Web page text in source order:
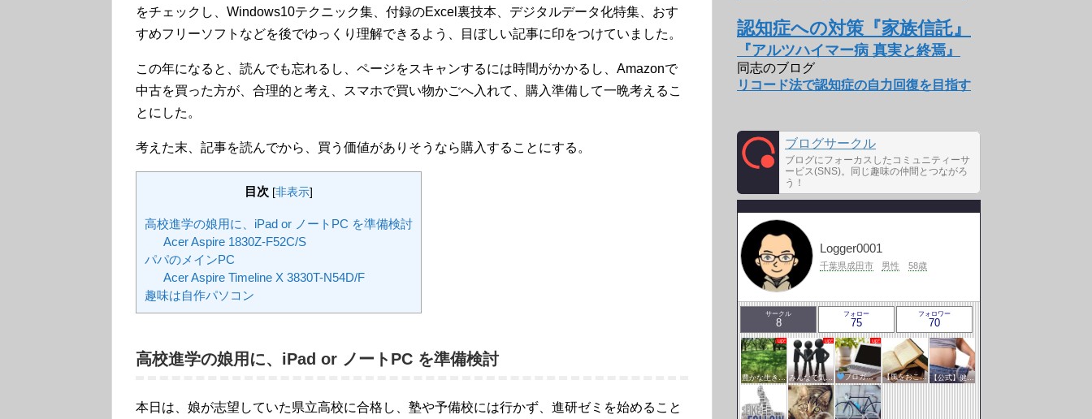
をチェックし、Windows10テクニック集、付録のExcel裏技本、デジタルデータ化特集、おす
すめフリーソフトなどを後でゆっくり理解できるよう、目ぼしい記事に印をつけていました。
この年になると、読んでも忘れるし、ページをスキャンするには時間がかかるし、Amazonで
中古を買った方が、合理的と考え、スマホで買い物かごへ入れて、購入準備して一晩考えるこ
とにした。
考えた末、記事を読んでから、買う価値がありそうなら購入することにする。
目次 [非表示]
高校進学の娘用に、iPad or ノートPC を準備検討
Acer Aspire 1830Z-F52C/S
パパのメインPC
Acer Aspire Timeline X 3830T-N54D/F
趣味は自作パソコン
高校進学の娘用に、iPad or ノートPC を準備検討
本日は、娘が志望していた県立高校に合格し、塾や予備校には行かず、進研ゼミを始めること
認知症への対策『家族信託』
『アルツハイマー病 真実と終焉』
同志のブログ
リコード法で認知症の自力回復を目指す
ブログサークル
ブログにフォーカスしたコミュニティーサ
ービス(SNS)。同じ趣味の仲間とつながろ
う！
Logger0001
千葉県成田市 男性 58歳
サークル
8
フォロー
75
フォロワー
70
豊かな生き方サークル みんなで気軽にアクセスアップ ブロガー応援&更新報告♪ 【風をおこそう☆彡】アクセスアップ研究会♪♪ 【公式】健康・医療サークル